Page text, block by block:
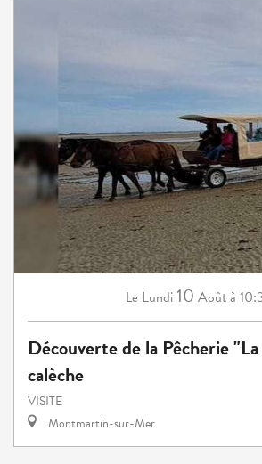
Le Lundi 10 Aoûtà
Découverte de la Pêcherie
calèche
VISITE
Montmartin-sur-Mer